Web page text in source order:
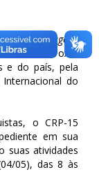
de Alagoas
as o/as
e do país, pela
do
o CRP-15
em sua
suas atividades
05), das 8 às